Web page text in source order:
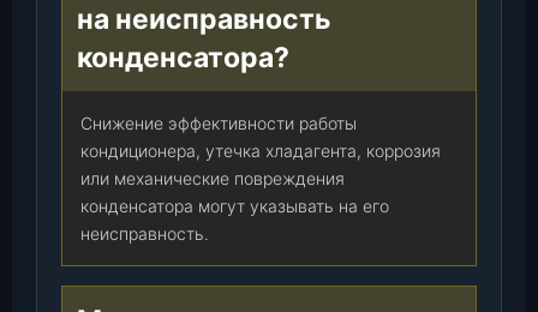
ш
на неисправность
конденсатора?
Снижение эффективности работы
кондиционера, утечка хладагента, коррозия
или механические повреждения
конденсатора могут указывать на его
неисправность.